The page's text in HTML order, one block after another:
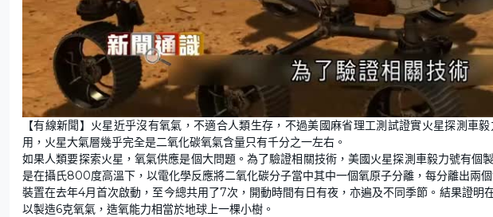
【有線新聞】火星近乎沒有氧氣，不適合人類生存，不過美國麻省理工測試證實火星探測車
用，火星大氣層幾乎完全是二氧化碳氧氣含量只有千分之一左右。
如果人類要探索火星，氧氣供應是個大問題。為了驗證相關技術，美國火星探測車毅力號有個
是在攝氏800度高溫下，以電化學反應將二氧化碳分子當中其中一個氧原子分離，每分離出兩
裝置在去年4月首次啟動，至今總共用了7次，開動時間有日有夜，亦遍及不同季節。結果證明
以製造6克氧氣，造氧能力相當於地球上一棵小樹。